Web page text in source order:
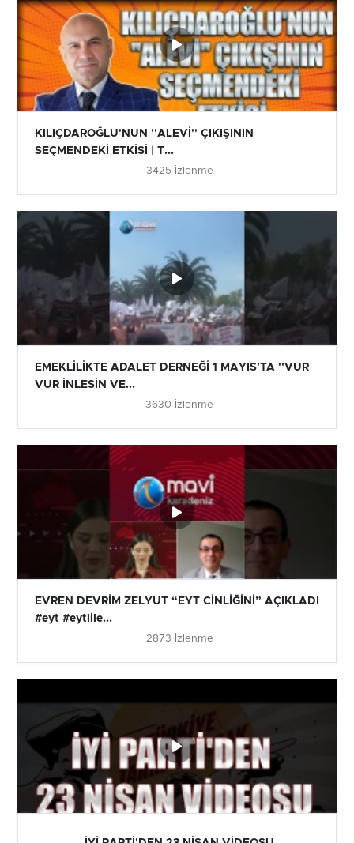
KILIÇDAROĞLU'NUN ''ALEVİ'' ÇIKIŞININ
SEÇMENDEKİ ETKİSİ | T...
3425 İzlenme
EMEKLİLİKTE ADALET DERNEĞİ 1 MAYIS'TA ''VUR
VUR İNLESİN VE...
3630 İzlenme
EVREN DEVRİM ZELYUT “EYT CİNLİĞİNİ” AÇIKLADI
#eyt #eytlile...
2873 İzlenme